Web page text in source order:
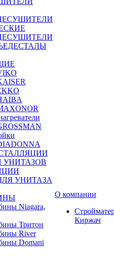
УНИТАЗОВ
УНИТАЗА
Niagara,
Тритон
River
Domani
О компании
Киржач